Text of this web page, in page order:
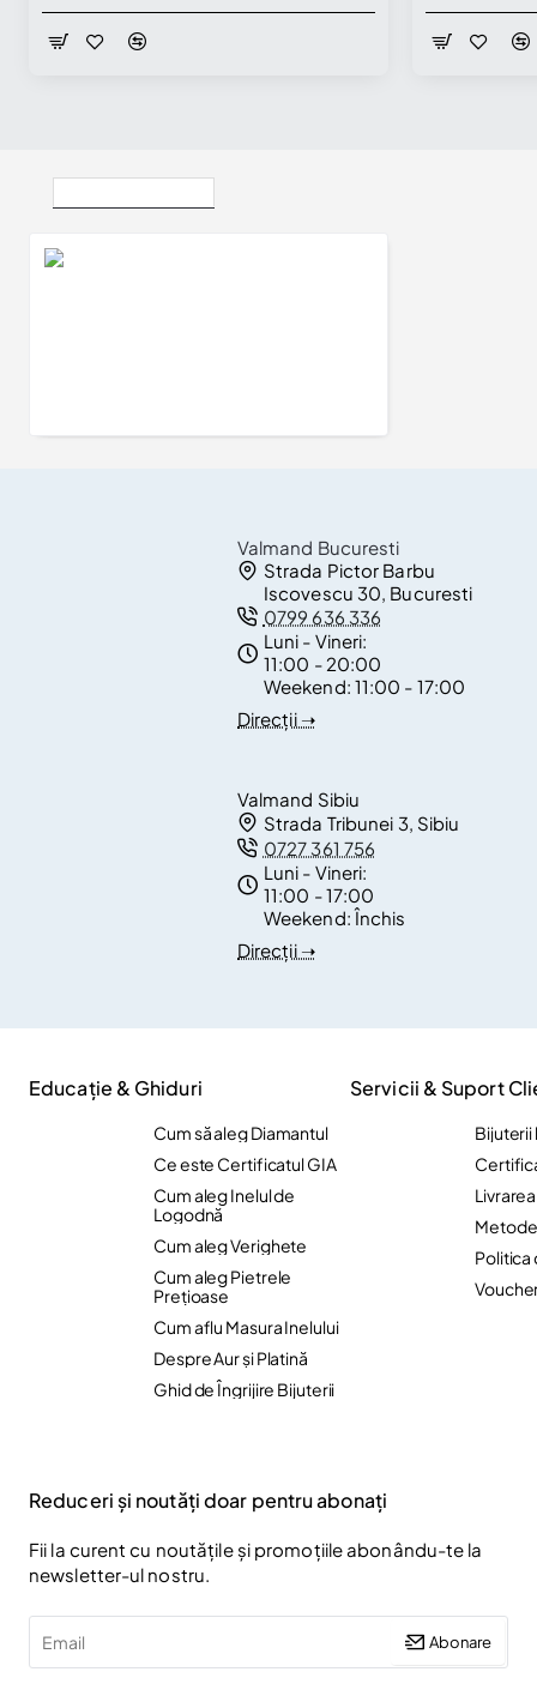
Valmand Bucuresti
Strada Pictor Barbu
Iscovescu 30, Bucuresti
0799 636 336
Luni - Vineri:
11:00 - 20:00
Weekend: 11:00 - 17:00
Direcții ➝
Valmand Sibiu
Strada Tribunei 3, Sibiu
0727 361 756
Luni - Vineri:
11:00 - 17:00
Weekend:Închis
Direcții ➝
Educație & Ghiduri
Cum să aleg Diamantul
Ce este Certificatul GIA
Cum aleg Inelul de
Logodnă
Cum aleg Verighete
Cum aleg Pietrele
Preţioase
Cum aflu Masura Inelului
Despre Aur și Platină
Ghid de Îngrijire Bijuterii
Servicii & Suport
Bijuterii
Politica
Reduceri și noutăți doar pentru abonați
Fii la curent cu noutățile și promoțiile abonându-te la
newsletter-ul nostru.
Abonare